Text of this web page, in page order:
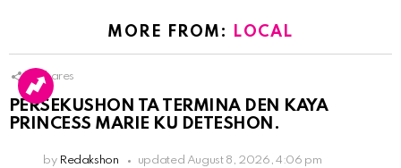
MORE FROM: LOCAL
Shares
PERSEKUSHON TA TERMINA DEN KAYA
PRINCESS MARIE KU DETESHON.
by Redakshon updated August 8, 2026, 4:06 pm